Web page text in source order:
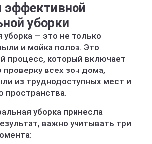
эффективной
уборки
уборка — это не только
и мойка полов. Это
процесс, который включает
всех зон дома,
из труднодоступных мест и
пространства.
уборка принесла
важно учитывать три